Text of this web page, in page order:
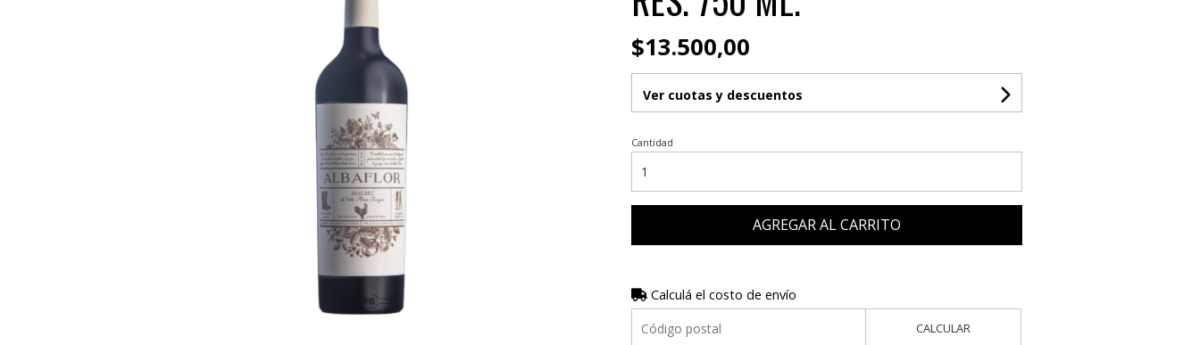
$13.500,00
Ver cuotas y descuentos
Cantidad
AGREGAR AL CARRITO
Calculá el costo de envío
CALCULAR